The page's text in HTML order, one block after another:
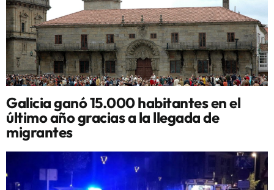
Galicia ganó 15.000 habitantes en el
último año gracias a la llegada de
migrantes